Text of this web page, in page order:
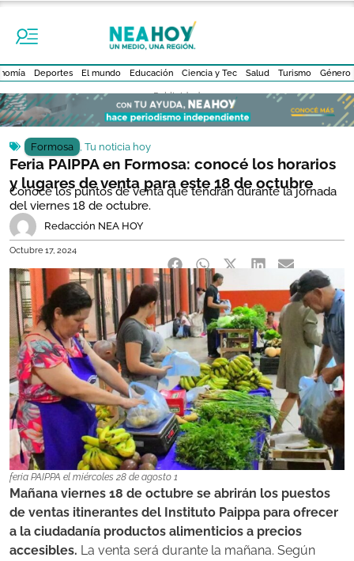
Deportes El mundo Educación Ciencia y Tec Salud Turismo Género
- Publicidad -
Formosa Tu noticia hoy
Feria PAIPPA en Formosa: conocé los horarios
y lugares de venta para este 18 de octubre
Conocé los puntos de venta que tendrán durante la jornada
del viernes 18 de octubre.
Redacción NEA HOY
Octubre 17, 2024
feria PAIPPA el miércoles 28 de agosto 1
Mañana viernes 18 de octubre se abrirán los puestos
de ventas itinerantes del Instituto Paippa para ofrecer
a la ciudadanía productos alimenticios a precios
accesibles. La venta será durante la mañana. Según